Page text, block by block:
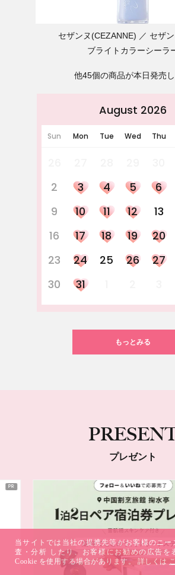
セザンヌ(CEZANNE)
セザ
ブライトカラーシーラ
他45個の商品が本日発売
August 2026
Sun Mon Tue Wed Thu
2
3 4 5 6
9
10 11 12 13
16
17 18 19 20
23
24 25 26 27
30
31
もっとみる
プレゼント
当サイトでは当社の提携先等がお客様のニー
査・分析 したり、お客様にお勧めの広告を
Cookie を使用する場合があります。 詳しくは